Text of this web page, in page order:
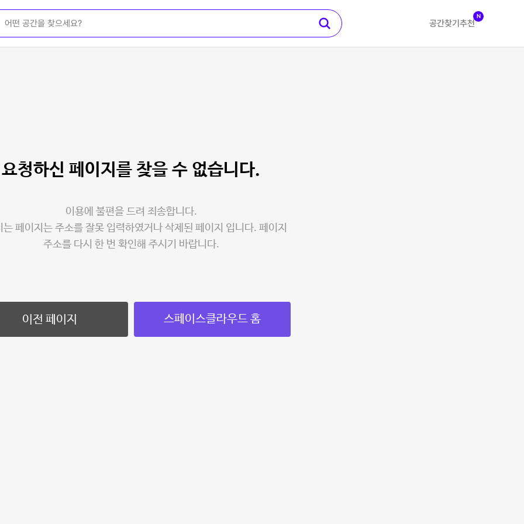
공간찾기 추천
N
요청하신 페이지를 찾을 수 없습니다.
이용에 불편을 드려 죄송합니다.
는 페이지는 주소를 잘못 입력하였거나 삭제된 페이지 입니다. 페이지
주소를 다시 한 번 확인해 주시기 바랍니다.
이전 페이지 스페이스클라우드 홈